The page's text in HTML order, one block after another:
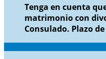
Tenga en cuenta
matrimonio con
Consulado. Plazo